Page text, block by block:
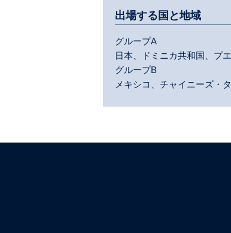
出場する国と地域
グループA
日本、ドミニカ共和国、プ
グループB
メキシコ、チャイニーズ・